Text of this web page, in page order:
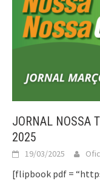
JORNAL NOSSA
2025
19/03/2025
[flipbook pdf =